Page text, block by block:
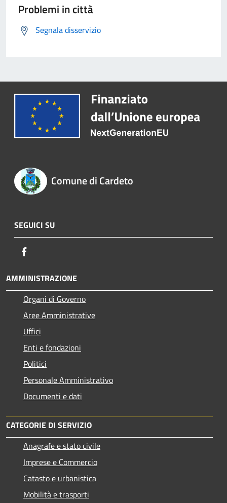
Problemi in città
Segnala disservizio
Comune di Cardeto
SEGUICI SU
AMMINISTRAZIONE
Organi di Governo
Aree Amministrative
Uffici
Enti e fondazioni
Politici
Personale Amministrativo
Documenti e dati
CATEGORIE DI SERVIZIO
Anagrafe e stato civile
Imprese e Commercio
Catasto e urbanistica
Mobilità e trasporti